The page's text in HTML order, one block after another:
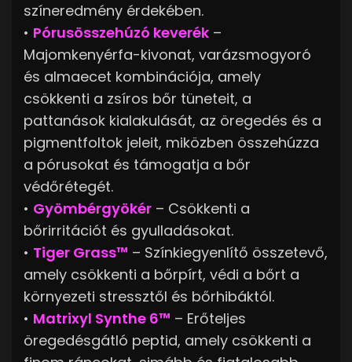
színeredmény érdekében.
• Pórusösszehúzó keverék –
Majomkenyérfa-kivonat, varázsmogyoró
és almaecet kombinációja, amely
csökkenti a zsíros bőr tüneteit, a
pattanások kialakulását, az öregedés és a
pigmentfoltok jeleit, miközben összehúzza
a pórusokat és támogatja a bőr
védőrétegét.
• Gyömbérgyökér – Csökkenti a
bőrirritációt és gyulladásokat.
• Tiger Grass™ – Színkiegyenlítő összetevő,
amely csökkenti a bőrpírt, védi a bőrt a
környezeti stressztől és bőrhibáktól.
• Matrixyl Synthe 6™ – Erőteljes
öregedésgátló peptid, amely csökkenti a